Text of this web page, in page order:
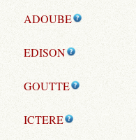
ADOUBE
EDISON
GOUTTE
ICTERE